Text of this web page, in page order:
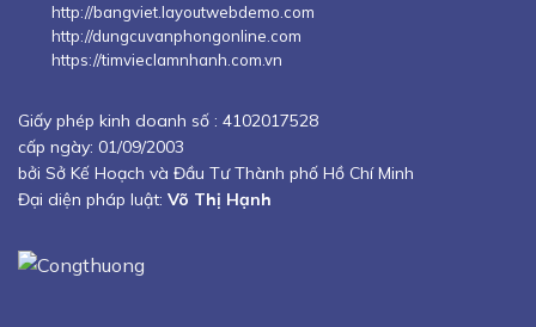
http://bangviet.layoutwebdemo.com
http://dungcuvanphongonline.com
https://timvieclamnhanh.com.vn
Giấy phép kinh doanh số : 4102017528
cấp ngày: 01/09/2003
bởi Sở Kế Hoạch và Đầu Tư Thành phố Hồ Chí Minh
Đại diện pháp luật: Võ Thị Hạnh